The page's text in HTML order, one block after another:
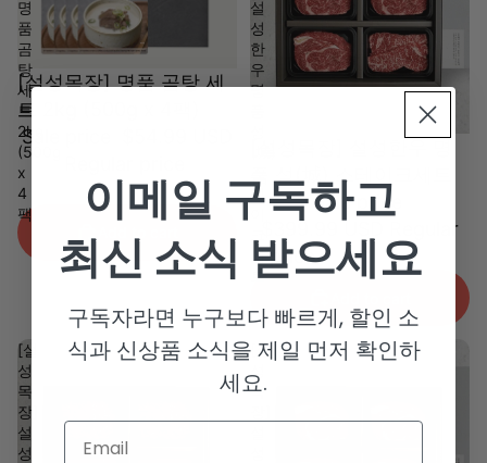
명
품
곰
탕
세
트
2kg
(500g
x
4
팩)
[설성목장] 명품 곰탕 세
트 2kg (500g x 4팩)
Sale price
$69.99 USD
설
성
한
우
명
테
세
트
품 성(城) 스테이크세트
Sale price
Regular
price $499.99 USD
[설
성
목
장]
설
성
[설
목
이메일 구독하고
최신 소식 받으세요
구독자라면 누구보다 빠르게, 할인 소
식과 신상품 소식을 제일 먼저 확인하
세요.
Email